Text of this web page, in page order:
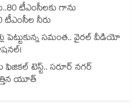
టీఎంసీలకు గాను
నీరు
పెట్టుకున్న సమంత.. వైరల్ వీడియో
టెస్ట్.. సరూర్ నగర్
యూత్